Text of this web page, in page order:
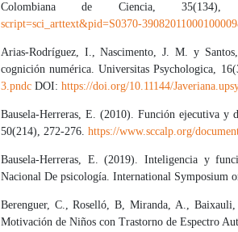
Colombiana de Ciencia,
script=sci_arttext&pid=S0370-
Arias-Rodríguez, I., Nascimento, J. M. y
cognición numérica. Universitas Psychologica,
3.pndcDOI: https://doi.org/10.11144/
Bausela-Herreras, E. (2010). Función ejecutiva y
50(214), 272-276. https://www.sccalp.org/
Bausela-Herreras, E. (2019). Inteligencia y
Nacional De psicología. International Symposium
Berenguer, C., Roselló, B, Miranda, A.,
Motivación de Niños con Trastorno de Espectro